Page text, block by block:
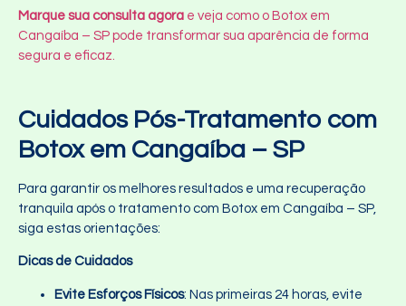
Marque sua consulta agora e veja como o Botox em
Cangaíba – SP pode transformar sua aparência de forma
segura e eficaz.
Cuidados Pós-Tratamento com
Botox em Cangaíba – SP
Para garantir os melhores resultados e uma recuperação
tranquila após o tratamento com Botox em Cangaíba – SP,
siga estas orientações:
Dicas de Cuidados
Evite Esforços Físicos: Nas primeiras 24 horas, evite